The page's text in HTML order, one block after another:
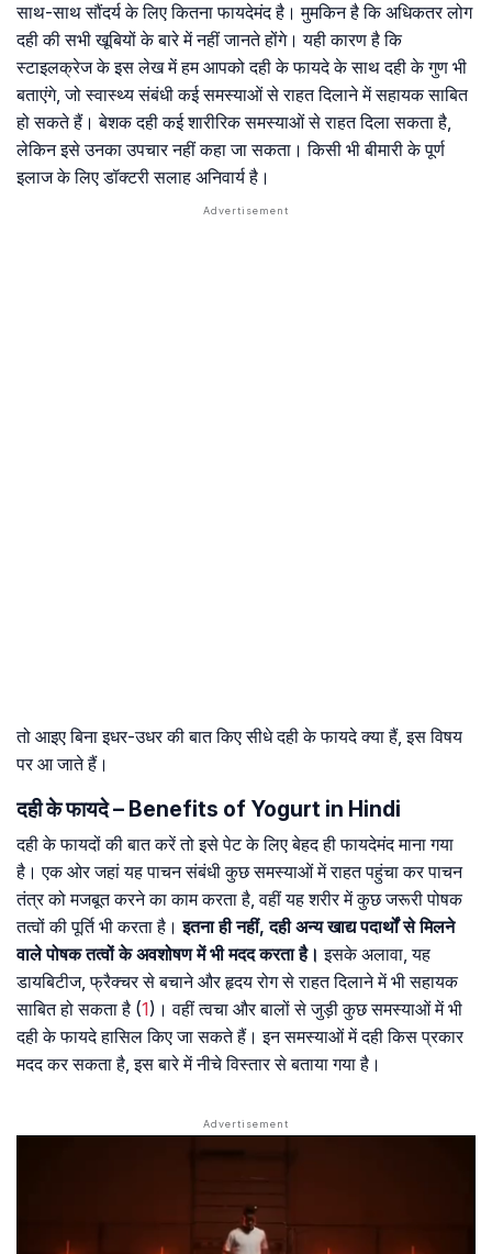
साथ-साथ सौंदर्य के लिए कितना फायदेमंद है। मुमकिन है कि अधिकतर लोग
दही की सभी खूबियों के बारे में नहीं जानते होंगे। यही कारण है कि
स्टाइलक्रेज के इस लेख में हम आपको दही के फायदे के साथ दही के गुण भी
बताएंगे, जो स्वास्थ्य संबंधी कई समस्याओं से राहत दिलाने में सहायक साबित
हो सकते हैं। बेशक दही कई शारीरिक समस्याओं से राहत दिला सकता है,
लेकिन इसे उनका उपचार नहीं कहा जा सकता। किसी भी बीमारी के पूर्ण
इलाज के लिए डॉक्टरी सलाह अनिवार्य है।
तो आइए बिना इधर-उधर की बात किए सीधे दही के फायदे क्या हैं, इस विषय
पर आ जाते हैं।
दही के फायदे – Benefits of Yogurt in Hindi
दही के फायदों की बात करें तो इसे पेट के लिए बेहद ही फायदेमंद माना गया
है। एक ओर जहां यह पाचन संबंधी कुछ समस्याओं में राहत पहुंचा कर पाचन
तंत्र को मजबूत करने का काम करता है, वहीं यह शरीर में कुछ जरूरी पोषक
तत्वों की पूर्ति भी करता है।इतना ही नहीं, दही अन्य खाद्य पदार्थों से मिलने
वाले पोषक तत्वों के अवशोषण में भी मदद करता है। इसके अलावा, यह
डायबिटीज, फ्रैक्चर से बचाने और हृदय रोग से राहत दिलाने में भी सहायक
साबित हो सकता है (1)। वहीं त्वचा और बालों से जुड़ी कुछ समस्याओं में भी
दही के फायदे हासिल किए जा सकते हैं। इन समस्याओं में दही किस प्रकार
मदद कर सकता है, इस बारे में नीचे विस्तार से बताया गया है।